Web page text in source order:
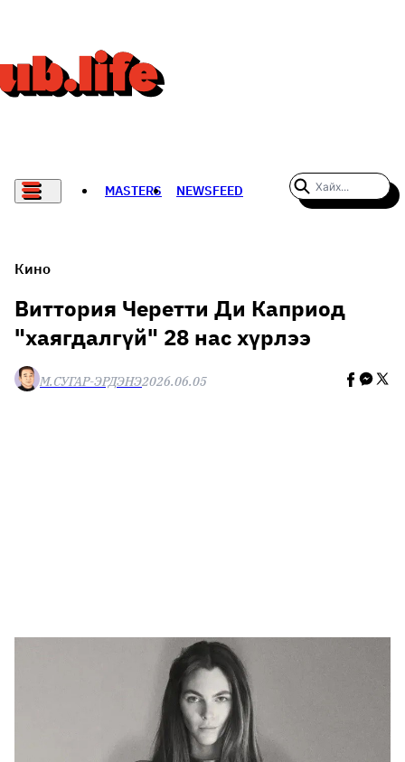
MASTERS NEWSFEED
THE NEW YORK TIMES
НАДАД НЭГ САНАЛ БАЙНА
Кино
Виттория Черетти Ди Каприод
"хаягдалгүй" 28 нас хүрлээ
М.СУГАР-ЭРДЭНЭ2026.06.05